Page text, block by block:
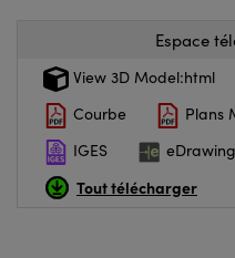
SCHOTT
Espace
View 3D Model:html
Courbe
Plans
IGES
Tout télécharger